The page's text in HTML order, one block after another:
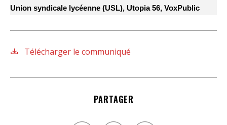
Union syndicale lycéenne (USL), Utopia 56, VoxPublic
Télécharger le communiqué
PARTAGER